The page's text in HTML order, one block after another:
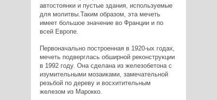
автостоянки и пустые здания, используемые
для молитвы.Таким образом, эта мечеть
имеет большое значение во Франции и по
всей Европе.
Первоначально построенная в 1920-ых годах,
мечеть подверглась обширной реконструкции
в 1992 году. Она сделана из железобетона с
изумительными мозаиками, замечательной
резьбой по дереву и восхитительным
железом из Марокко.